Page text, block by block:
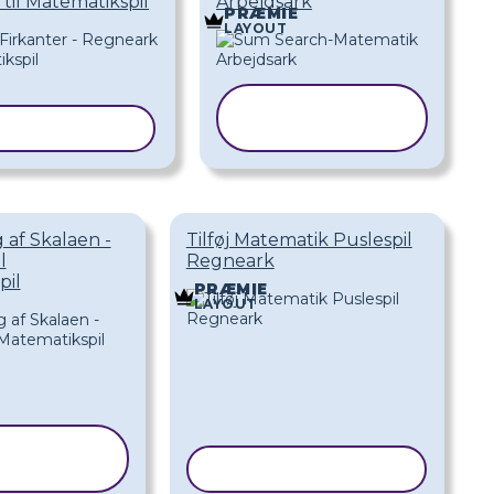
PRÆMIE
LAYOUT
af Skalaen -
Tilføj Matematik Puslespil
Regneark
PRÆMIE
LAYOUT